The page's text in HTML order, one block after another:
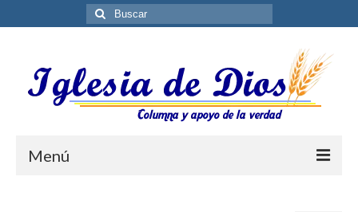
Buscar
por:
Menú